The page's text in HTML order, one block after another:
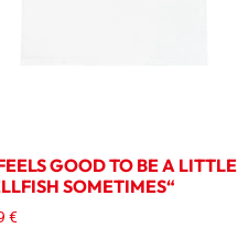
GOOD TO BE A LITTLE
SOMETIMES“
€